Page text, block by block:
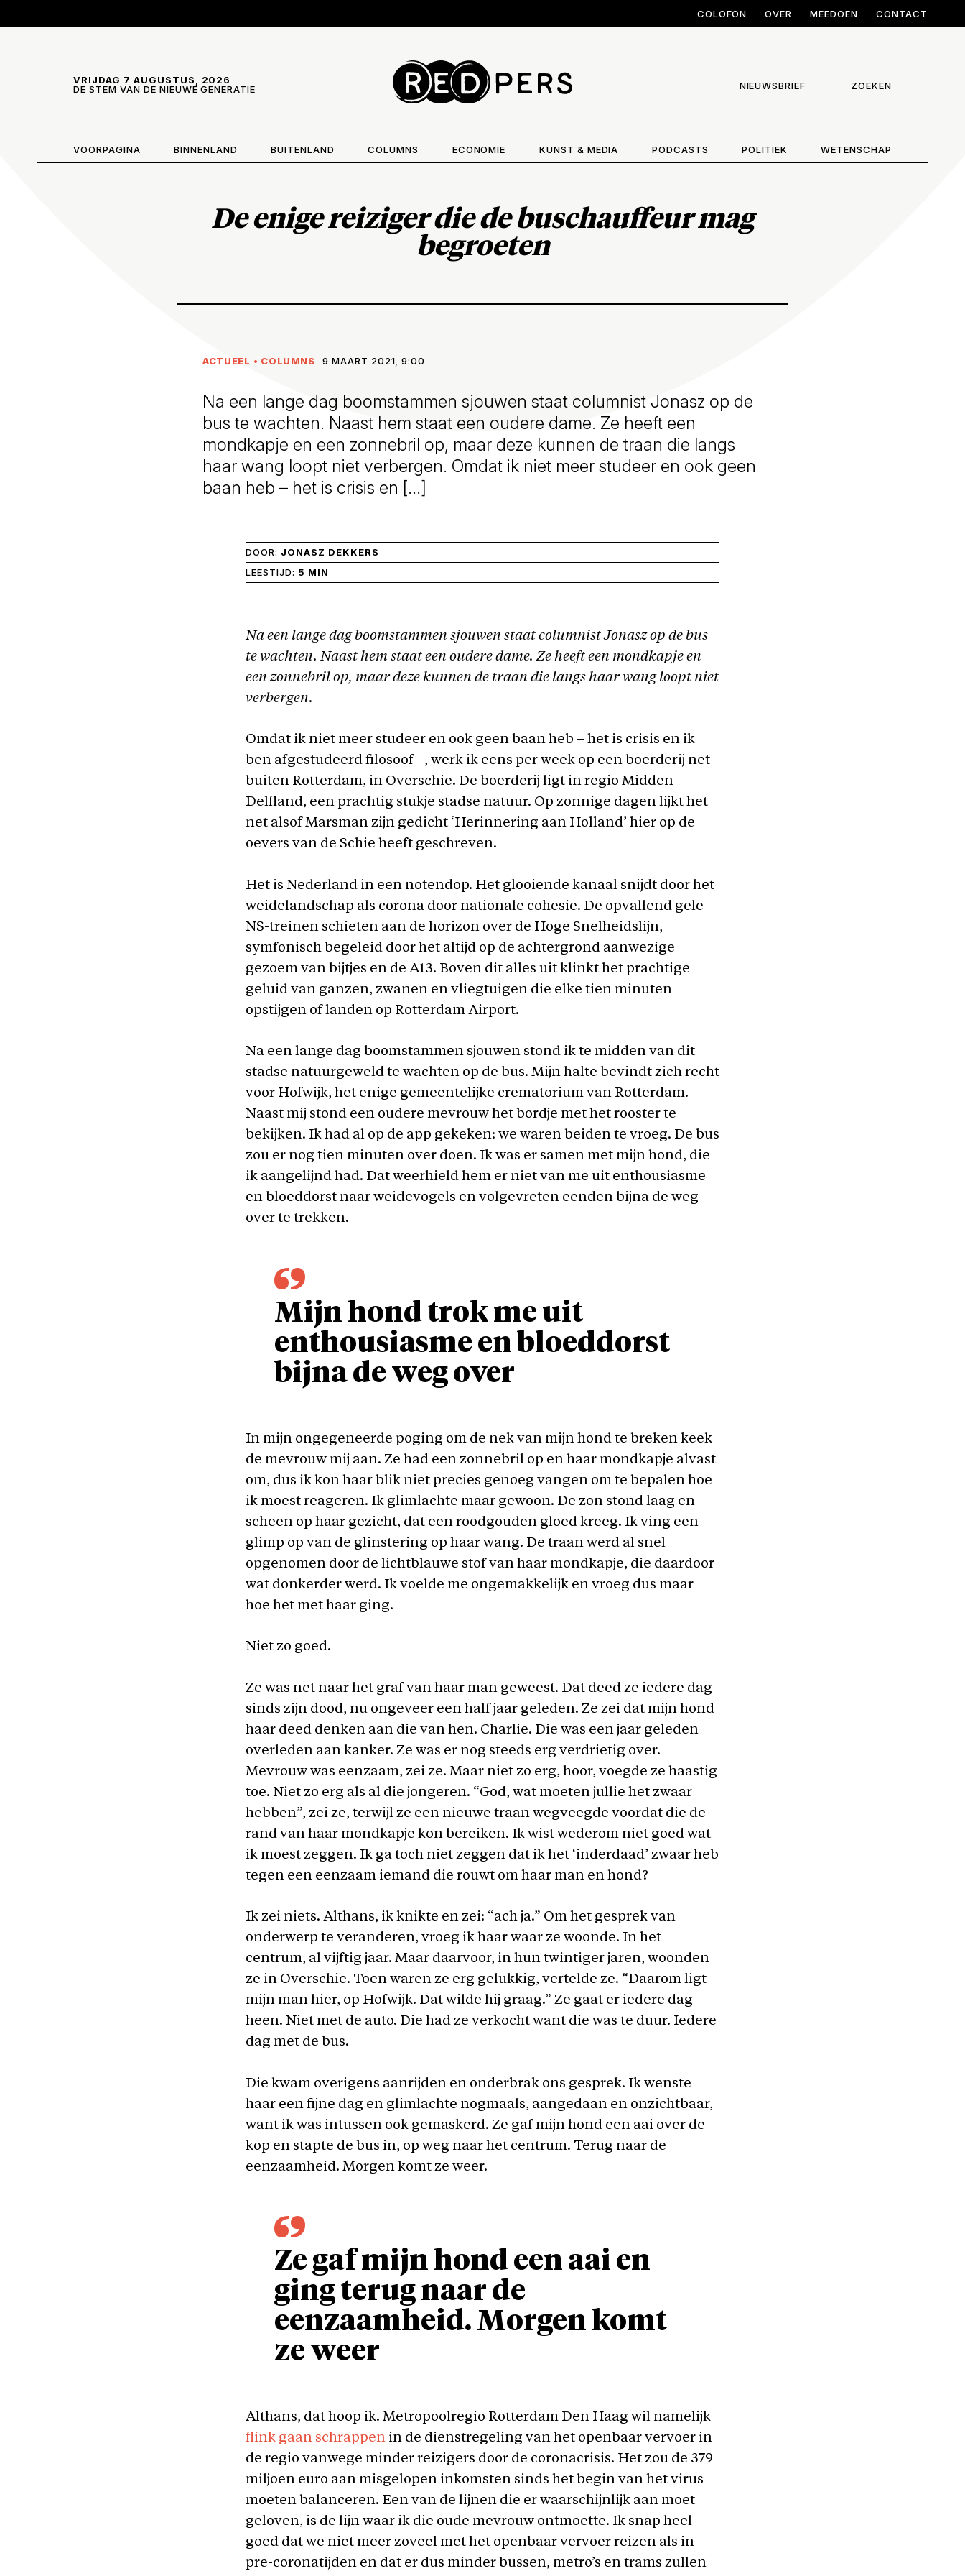
COLOFON OVER MEEDOEN CONTACT
VRIJDAG 7 AUGUSTUS, 2026
DE STEM VAN DE NIEUWE GENERATIE
NIEUWSBRIEF ZOEKEN
VOORPAGINA BINNENLAND BUITENLAND COLUMNS ECONOMIE KUNST & MEDIA PODCASTS POLITIEK WETENSCHAP
De enige reiziger die de buschauffeur mag
begroeten
ACTUEEL • COLUMNS 9 MAART 2021, 9:00
Na een lange dag boomstammen sjouwen staat columnist Jonasz op de
bus te wachten. Naast hem staat een oudere dame. Ze heeft een
mondkapje en een zonnebril op, maar deze kunnen de traan die langs
haar wang loopt niet verbergen. Omdat ik niet meer studeer en ook geen
baan heb – het is crisis en […]
DOOR: JONASZ DEKKERS
LEESTIJD: 5 MIN
Na een lange dag boomstammen sjouwen staat columnist Jonasz op de bus
te wachten. Naast hem staat een oudere dame. Ze heeft een mondkapje en
een zonnebril op, maar deze kunnen de traan die langs haar wang loopt niet
verbergen.
Omdat ik niet meer studeer en ook geen baan heb – het is crisis en ik
ben afgestudeerd filosoof –, werk ik eens per week op een boerderij net
buiten Rotterdam, in Overschie. De boerderij ligt in regio Midden-
Delfland, een prachtig stukje stadse natuur. Op zonnige dagen lijkt het
net alsof Marsman zijn gedicht ‘Herinnering aan Holland’ hier op de
oevers van de Schie heeft geschreven.
Het is Nederland in een notendop. Het glooiende kanaal snijdt door het
weidelandschap als corona door nationale cohesie. De opvallend gele
NS-treinen schieten aan de horizon over de Hoge Snelheidslijn,
symfonisch begeleid door het altijd op de achtergrond aanwezige
gezoem van bijtjes en de A13. Boven dit alles uit klinkt het prachtige
geluid van ganzen, zwanen en vliegtuigen die elke tien minuten
opstijgen of landen op Rotterdam Airport.
Na een lange dag boomstammen sjouwen stond ik te midden van dit
stadse natuurgeweld te wachten op de bus. Mijn halte bevindt zich recht
voor Hofwijk, het enige gemeentelijke crematorium van Rotterdam.
Naast mij stond een oudere mevrouw het bordje met het rooster te
bekijken. Ik had al op de app gekeken: we waren beiden te vroeg. De bus
zou er nog tien minuten over doen. Ik was er samen met mijn hond, die
ik aangelijnd had. Dat weerhield hem er niet van me uit enthousiasme
en bloeddorst naar weidevogels en volgevreten eenden bijna de weg
over te trekken.
Mijn hond trok me uit
enthousiasme en bloeddorst
bijna de weg over
In mijn ongegeneerde poging om de nek van mijn hond te breken keek
de mevrouw mij aan. Ze had een zonnebril op en haar mondkapje alvast
om, dus ik kon haar blik niet precies genoeg vangen om te bepalen hoe
ik moest reageren. Ik glimlachte maar gewoon. De zon stond laag en
scheen op haar gezicht, dat een roodgouden gloed kreeg. Ik ving een
glimp op van de glinstering op haar wang. De traan werd al snel
opgenomen door de lichtblauwe stof van haar mondkapje, die daardoor
wat donkerder werd. Ik voelde me ongemakkelijk en vroeg dus maar
hoe het met haar ging.
Niet zo goed.
Ze was net naar het graf van haar man geweest. Dat deed ze iedere dag
sinds zijn dood, nu ongeveer een half jaar geleden. Ze zei dat mijn hond
haar deed denken aan die van hen. Charlie. Die was een jaar geleden
overleden aan kanker. Ze was er nog steeds erg verdrietig over.
Mevrouw was eenzaam, zei ze. Maar niet zo erg, hoor, voegde ze haastig
toe. Niet zo erg als al die jongeren. “God, wat moeten jullie het zwaar
hebben”, zei ze, terwijl ze een nieuwe traan wegveegde voordat die de
rand van haar mondkapje kon bereiken. Ik wist wederom niet goed wat
ik moest zeggen. Ik ga toch niet zeggen dat ik het ‘inderdaad’ zwaar heb
tegen een eenzaam iemand die rouwt om haar man en hond?
Ik zei niets. Althans, ik knikte en zei: “ach ja.” Om het gesprek van
onderwerp te veranderen, vroeg ik haar waar ze woonde. In het
centrum, al vijftig jaar. Maar daarvoor, in hun twintiger jaren, woonden
ze in Overschie. Toen waren ze erg gelukkig, vertelde ze. “Daarom ligt
mijn man hier, op Hofwijk. Dat wilde hij graag.” Ze gaat er iedere dag
heen. Niet met de auto. Die had ze verkocht want die was te duur. Iedere
dag met de bus.
Die kwam overigens aanrijden en onderbrak ons gesprek. Ik wenste
haar een fijne dag en glimlachte nogmaals, aangedaan en onzichtbaar,
want ik was intussen ook gemaskerd. Ze gaf mijn hond een aai over de
kop en stapte de bus in, op weg naar het centrum. Terug naar de
eenzaamheid. Morgen komt ze weer.
Ze gaf mijn hond een aai en
ging terug naar de
eenzaamheid. Morgen komt
ze weer
Althans, dat hoop ik. Metropoolregio Rotterdam Den Haag wil namelijk
flink gaan schrappen in de dienstregeling van het openbaar vervoer in
de regio vanwege minder reizigers door de coronacrisis. Het zou de 379
miljoen euro aan misgelopen inkomsten sinds het begin van het virus
moeten balanceren. Een van de lijnen die er waarschijnlijk aan moet
geloven, is de lijn waar ik die oude mevrouw ontmoette. Ik snap heel
goed dat we niet meer zoveel met het openbaar vervoer reizen als in
pre-coronatijden en dat er dus minder bussen, metro’s en trams zullen